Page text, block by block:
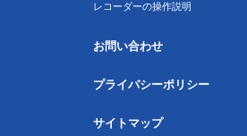
レコーダーの操作説明
お問い合わせ
プライバシーポリシー
サイトマップ